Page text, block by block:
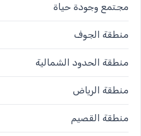
مجتمع وجودة حياة
منطقة الجوف
منطقة الحدود الشمالية
منطقة الرياض
منطقة القصيم